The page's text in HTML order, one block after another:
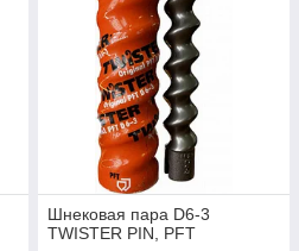
Шнековая пара D6-3
TWISTER PIN, PFT